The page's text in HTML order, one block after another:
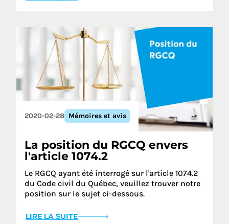
2020-02-28 Mémoires et avis
La position du RGCQ envers
l'article 1074.2
Le RGCQ ayant été interrogé sur l'article 1074.2
du Code civil du Québec, veuillez trouver notre
position sur le sujet ci-dessous.
LIRE LA SUITE